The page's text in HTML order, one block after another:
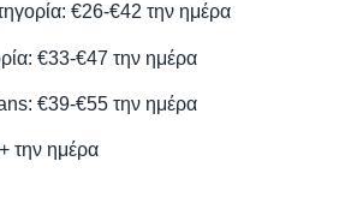
€26-€42 την ημέρα
€33-€47 την ημέρα
€39-€55 την ημέρα
την ημέρα